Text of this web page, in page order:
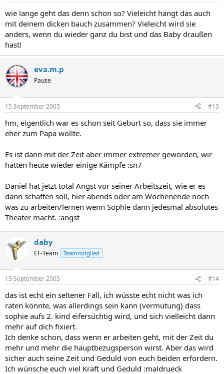
wie lange geht das denn schon so? Vieleicht hängt das auch
mit deinem dicken bauch zusammen? Vieleicht wird sie
anders, wenn du wieder ganz du bist und das Baby draußen
hast!
eva.m.p
Pause
15 September 2005 #13
hm, eigentlich war es schon seit Geburt so, dass sie immer
eher zum Papa wollte.
Es ist dann mit der Zeit aber immer extremer geworden, wir
hatten heute wieder einige Kämpfe :sn7
Daniel hat jetzt total Angst vor seiner Arbeitszeit, wie er es
dann schaffen soll, hier abends oder am Wochenende noch
was zu arbeiten/lernen wenn Sophie dann jedesmal absolutes
Theater macht. :angst
daby
EF-Team Teammitglied
15 September 2005 #14
das ist echt ein seltener Fall, ich wüsste echt nicht was ich
raten könnte, was allerdings sein kann (vermutung) dass
sophie aufs 2. kind eifersüchtig wird, und sich vielleicht dann
mehr auf dich fixiert.
Ich denke schon, dass wenn er arbeiten geht, mit der Zeit du
mehr und mehr die hauptbezugsperson wirst. Aber das wird
sicher auch seine Zeit und Geduld von euch beiden erfordern.
Ich wünsche euch viel Kraft und Geduld :maldrueck